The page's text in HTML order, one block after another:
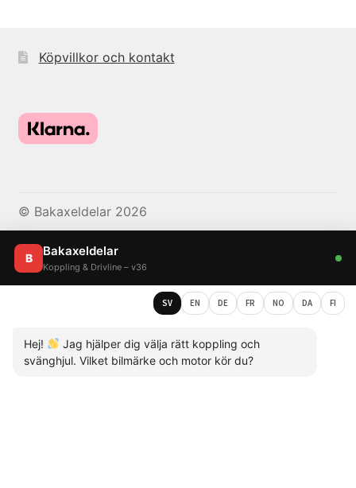
Köpvillkor och kontakt
© Bakaxeldelar 2026
B Bakaxeldelar
Koppling & Drivline – v36
SV EN DE FR NO DA FI
Hej!
Jag hjälper dig välja rätt koppling och
svänghjul. Vilket bilmärke och motor kör du?